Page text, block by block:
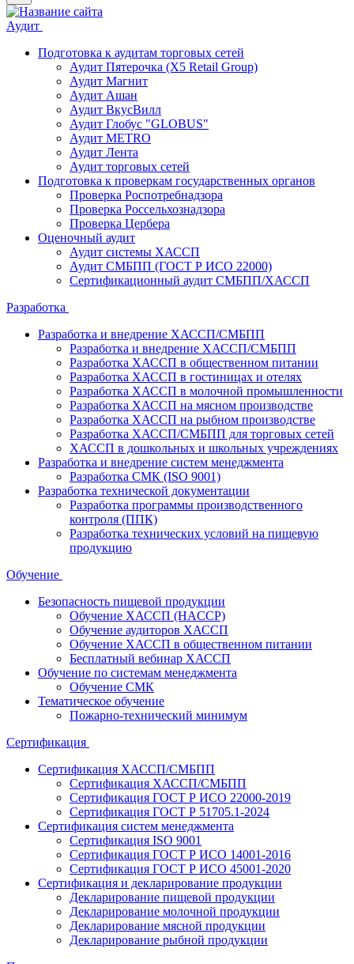
Аудит
Подготовка к аудитам торговых сетей
Аудит Пятерочка (X5 Retail Group)
Аудит Магнит
Аудит Ашан
Аудит ВкусВилл
Аудит Глобус "GLOBUS"
Аудит METRO
Аудит Лента
Аудит торговых сетей
Подготовка к проверкам государственных органов
Проверка Роспотребнадзора
Проверка Россельхознадзора
Проверка Цербера
Оценочный аудит
Аудит системы ХАССП
Аудит СМБПП (ГОСТ Р ИСО 22000)
Сертификационный аудит СМБПП/ХАССП
Разработка
Разработка и внедрение ХАССП/СМБПП
Разработка и внедрение ХАССП/СМБПП
Разработка ХАССП в общественном питании
Разработка ХАССП в гостиницах и отелях
Разработка ХАССП в молочной промышленности
Разработка ХАССП на мясном производстве
Разработка ХАССП на рыбном производстве
Разработка ХАССП/СМБПП для торговых сетей
ХАССП в дошкольных и школьных учреждениях
Разработка и внедрение систем менеджмента
Разработка СМК (ISO 9001)
Разработка технической документации
Разработка программы производственного
контроля (ППК)
Разработка технических условий на пищевую
продукцию
Обучение
Безопасность пищевой продукции
Обучение ХАССП (HACCP)
Обучение аудиторов ХАССП
Обучение ХАССП в общественном питании
Бесплатный вебинар ХАССП
Обучение по системам менеджмента
Обучение СМК
Тематическое обучение
Пожарно-технический минимум
Сертификация
Сертификация ХАССП/СМБПП
Сертификация ХАССП/СМБПП
Сертификация ГОСТ Р ИСО 22000-2019
Сертификация ГОСТ Р 51705.1-2024
Сертификация систем менеджмента
Сертификация ISO 9001
Сертификация ГОСТ Р ИСО 14001-2016
Сертификация ГОСТ Р ИСО 45001-2020
Сертификация и декларирование продукции
Декларирование пищевой продукции
Декларирование молочной продукции
Декларирование мясной продукции
Декларирование рыбной продукции